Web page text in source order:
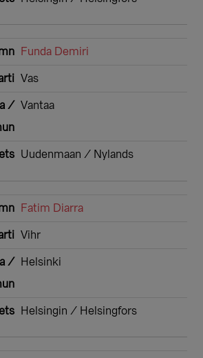
Funda Demiri
Vas
Vantaa
Uudenmaan / Nylands
Fatim Diarra
Vihr
Helsinki
Helsingin / Helsingfors